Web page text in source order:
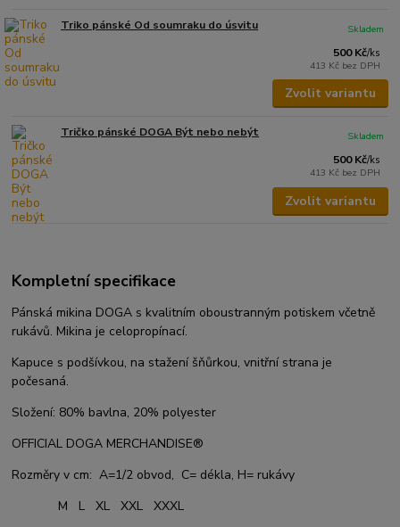
Triko pánské Od soumraku do úsvitu
500 Kč/ks
413 Kč bez DPH
Skladem
Zvolit variantu
Tričko pánské DOGA Být nebo nebýt
500 Kč/ks
413 Kč bez DPH
Skladem
Zvolit variantu
Kompletní specifikace
Pánská mikina DOGA s kvalitním oboustranným potiskem včetně
rukávů. Mikina je celopropínací.
Kapuce s podšívkou, na stažení šňůrkou, vnitřní strana je
počesaná.
Složení: 80% bavlna, 20% polyester
OFFICIAL DOGA MERCHANDISE®
Rozměry v cm: A=1/2 obvod, C= dékla, H= rukávy
M L XL XXL XXXL